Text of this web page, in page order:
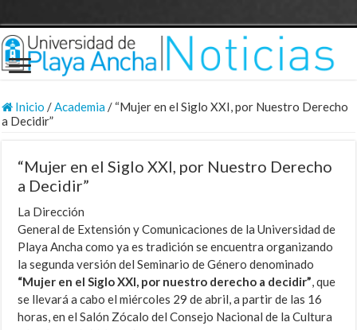
Inicio /Academia/ “Mujer en el Siglo XXI, por Nuestro Derecho
a Decidir”
“Mujer en el Siglo XXI, por Nuestro Derecho
a Decidir”
La Dirección
General de Extensión y Comunicaciones de la Universidad de
Playa Ancha como ya es tradición se encuentra organizando
la segunda versión del Seminario de Género denominado
“Mujer en el Siglo XXI, por nuestro derecho a decidir”, que
se llevará a cabo el miércoles 29 de abril, a partir de las 16
horas, en el Salón Zócalo del Consejo Nacional de la Cultura